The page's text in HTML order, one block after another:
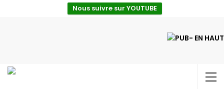
Nous suivre sur YOUTUBE